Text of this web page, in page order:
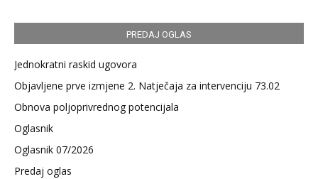
PREDAJ OGLAS
Jednokratni raskid ugovora
Objavljene prve izmjene 2. Natječaja za intervenciju 73.02
Obnova poljoprivrednog potencijala
Oglasnik
Oglasnik 07/2026
Predaj oglas